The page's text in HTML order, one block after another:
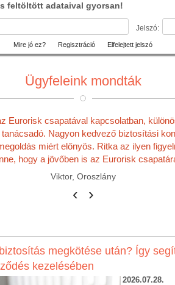
feltöltött adataival gyorsan!
Jelszó:
Mire jó ez? Regisztráció Elfelejtett jelszó
Ügyfeleink mondták
Eurorisk csapatával kapcsolatban,
Nagyon kedvező biztosítási
miért előnyös. Ritka az ilyen
hogy a jövőben is az Eurorisk
Viktor, Oroszlány
‹ ›
megkötése után? Így
kezelésében
2026.07.28.